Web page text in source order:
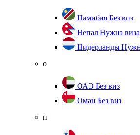
Намибия Без виз
Непал Нужна виза
Нидерланды
о
ОАЭ Без виз
Оман Без виз
п